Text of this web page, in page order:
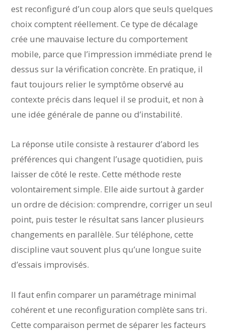
est reconfiguré d’un coup alors que seuls quelques
choix comptent réellement. Ce type de décalage
crée une mauvaise lecture du comportement
mobile, parce que l’impression immédiate prend le
dessus sur la vérification concrète. En pratique, il
faut toujours relier le symptôme observé au
contexte précis dans lequel il se produit, et non à
une idée générale de panne ou d’instabilité.
La réponse utile consiste à restaurer d’abord les
préférences qui changent l’usage quotidien, puis
laisser de côté le reste. Cette méthode reste
volontairement simple. Elle aide surtout à garder
un ordre de décision: comprendre, corriger un seul
point, puis tester le résultat sans lancer plusieurs
changements en parallèle. Sur téléphone, cette
discipline vaut souvent plus qu’une longue suite
d’essais improvisés.
Il faut enfin comparer un paramétrage minimal
cohérent et une reconfiguration complète sans tri.
Cette comparaison permet de séparer les facteurs